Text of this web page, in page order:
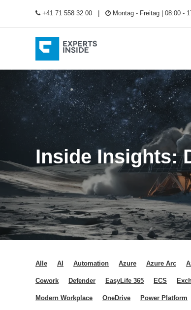
+41 71 558 32 00 Montag - Freitag | 08:00 -
Inside Insights:
Alle AI Automation Azure Azure Arc
Cowork Defender EasyLife 365 ECS
Modern Workplace OneDrive Power Platform